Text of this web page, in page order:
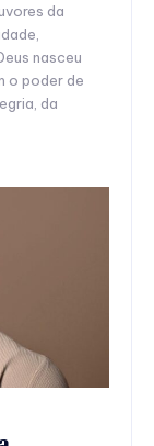
da
nasceu
o poder de
da